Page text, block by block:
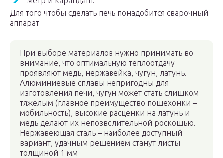
Для того чтобы сделать печь понадобится сварочный
аппарат
При выборе материалов нужно принимать во
внимание, что оптимальную теплоотдачу
проявляют медь, нержавейка, чугун, латунь.
Алюминиевые сплавы непригодны для
изготовления печи, чугун может стать слишком
тяжелым (главное преимущество пошехонки –
мобильность), высокие расценки на латунь и
медь делают их непозволительной роскошью.
Нержавеющая сталь – наиболее доступный
вариант, удачным решением станут листы
толщиной 1 мм